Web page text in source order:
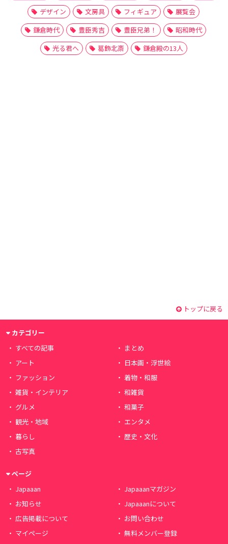
デザイン
文房具 フィギュア
展覧会
鎌倉時代
豊臣秀吉 豊臣兄弟！
昭和時代
光る君へ
葛飾北斎 鎌倉殿の13人
トップに戻る
カテゴリー
すべての記事
まとめ
アート
日本画・浮世絵
ファッション
着物・和服
雑貨・インテリア
和雑貨
グルメ
和菓子
観光・地域
エンタメ
暮らし
歴史・文化
古写真
ページ
Japaaan
Japaaanマガジン
お知らせ
Japaaanについて
広告掲載について
お問い合わせ
マイページ
無料メンバー登録